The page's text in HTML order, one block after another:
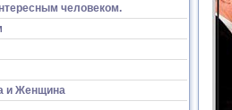
человеком.
и Женщина